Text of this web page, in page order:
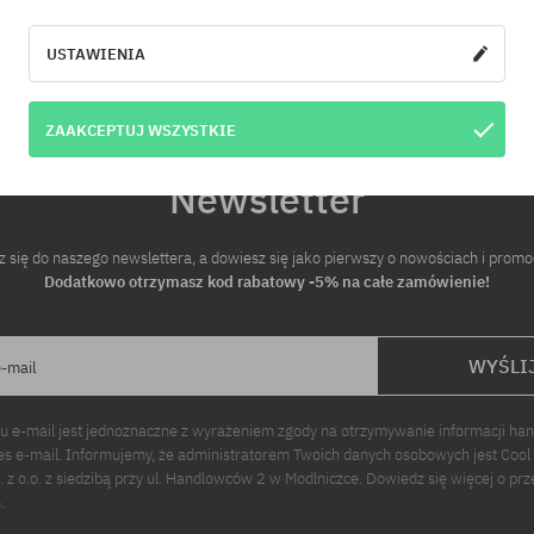
Newsletter
się do naszego newslettera, a dowiesz się jako pierwszy o nowościach i
Dodatkowo otrzymasz kod rabatowy -5% na całe zamówienie!
mail
e-mail jest jednoznaczne z wyrażeniem zgody na otrzymywanie informacji
e-mail. Informujemy, że administratorem Twoich danych osobowych jest Cool
z o.o. z siedzibą przy ul. Handlowców 2 w Modlniczce. Dowiedz się więcej o
USTAWIENIA
ZAAKCEPTUJ WSZYSTKIE